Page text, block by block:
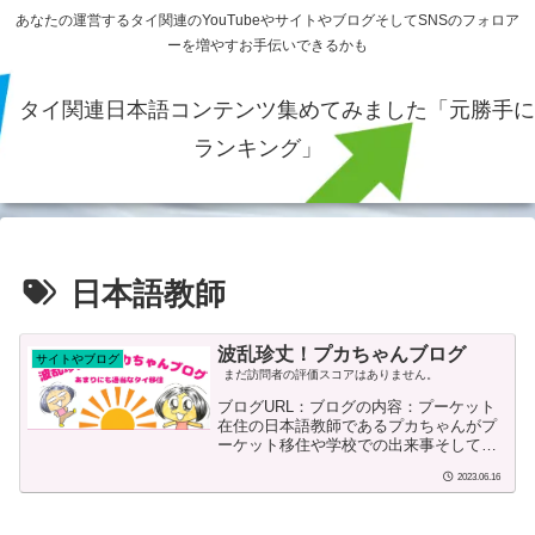
あなたの運営するタイ関連のYouTubeやサイトやブログそしてSNSのフォロア
ーを増やすお手伝いできるかも
タイ関連日本語コンテンツ集めてみました「元勝手に
ランキング」
日本語教師
サイトやブログ 波乱珍丈！プカちゃんブログ
まだ訪問者の評価スコアはありません。
ブログURL：ブログの内容：プーケット
在住の日本語教師であるプカちゃんがプ
ーケット移住や学校での出来事そしてダ
す。ブログ開始または投稿日：2021年
2023.06.16